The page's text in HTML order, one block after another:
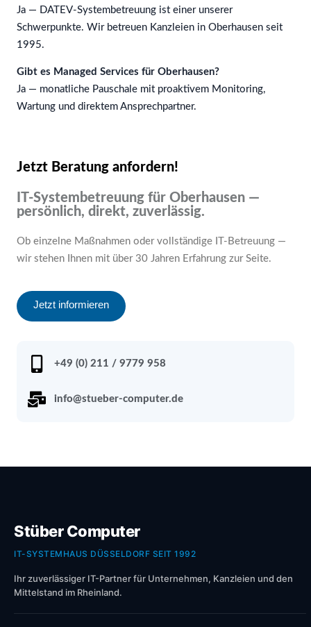
Ja — DATEV-Systembetreuung ist einer unserer
Schwerpunkte. Wir betreuen Kanzleien in Oberhausen seit
1995.
Gibt es Managed Services für Oberhausen?
Ja — monatliche Pauschale mit proaktivem Monitoring,
Wartung und direktem Ansprechpartner.
Jetzt Beratung anfordern!
IT-Systembetreuung für Oberhausen —
persönlich, direkt, zuverlässig.
Ob einzelne Maßnahmen oder vollständige IT-Betreuung —
wir stehen Ihnen mit über 30 Jahren Erfahrung zur Seite.
Jetzt informieren
+49 (0) 211 / 9779 958
info@stueber-computer.de
Stüber Computer
IT-SYSTEMHAUS DÜSSELDORF SEIT 1992
Ihr zuverlässiger IT-Partner für Unternehmen, Kanzleien und den
Mittelstand im Rheinland.